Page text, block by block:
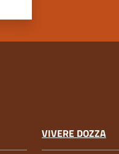
VIVERE DOZZA